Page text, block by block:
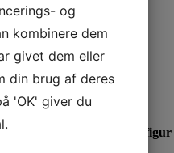
den fineste
og
kombinere dem
givet dem eller
din brug af deres
'OK' giver du